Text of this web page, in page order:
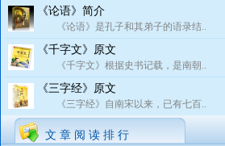
《论语》简介
《论语》是孔子和其弟子的语录结..
《千字文》原文
《千字文》根据史书记载，是南朝..
《三字经》原文
《三字经》自南宋以来，已有七百..
文 章 阅 读 排 行